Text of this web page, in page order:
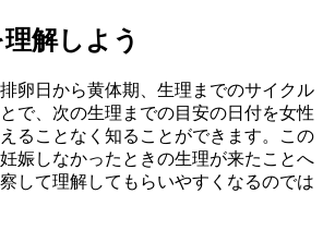
解しよう
卵日から黄体期、生理までのサイクル
で、次の生理までの目安の日付を女性
ることなく知ることができます。この
娠しなかったときの生理が来たことへ
して理解してもらいやすくなるのでは